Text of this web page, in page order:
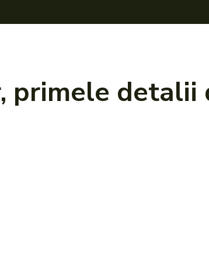
primele detalii